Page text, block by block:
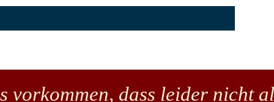
vorkommen, dass leider